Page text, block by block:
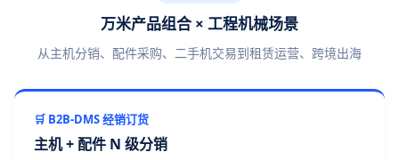
万米产品组合 × 工程机械场景
从主机分销、配件采购、二手机交易到租赁运营、跨境出海
🛒 B2B-DMS 经销订货
主机 + 配件 N 级分销